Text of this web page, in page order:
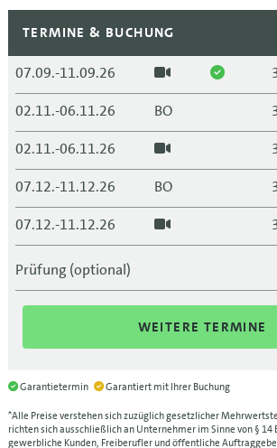
TERMINE & BUCHUNG
07.09.-11.09.26
02.11.-06.11.26
BO
02.11.-06.11.26
07.12.-11.12.26
BO
07.12.-11.12.26
Prüfung (optional)
WEITERE TERMINE
Garantietermin Garantiert mit Ihrer Buchung
*Alle Preise verstehen sich zuzüglich gesetzlicher
richten sich ausschließlich an Unternehmer im Sinne von § 14
gewerbliche Kunden, Freiberufler und öffentliche